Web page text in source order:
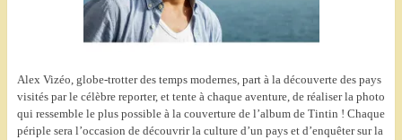
Alex Vizéo, globe-trotter des temps modernes, part à la découverte des pays
visités par le célèbre reporter, et tente à chaque aventure, de réaliser la photo
qui ressemble le plus possible à la couverture de l’album de Tintin ! Chaque
périple sera l’occasion de découvrir la culture d’un pays et d’enquêter sur la